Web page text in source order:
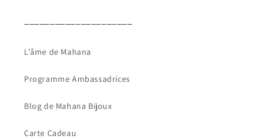
L'âme de Mahana
Programme Ambassadrices
Blog de Mahana Bijoux
Carte Cadeau